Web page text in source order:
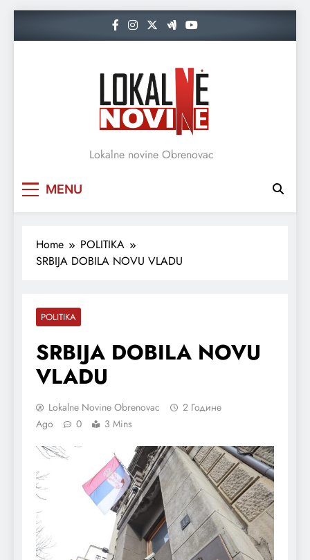
Lokalne novine Obrenovac
MENU
Home
POLITIKA
SRBIJA DOBILA NOVU VLADU
POLITIKA
SRBIJA DOBILA NOVU
VLADU
Lokalne Novine Obrenovac
2 Године
Ago
0 3 Mins